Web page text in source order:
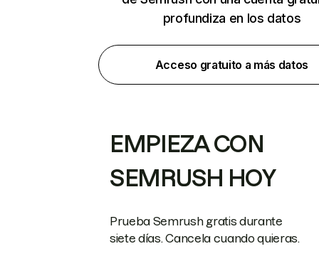
profundiza en los datos
Acceso gratuito a más datos
EMPIEZA CON
SEMRUSH HOY
Prueba Semrush gratis durante
siete días. Cancela cuando quieras.